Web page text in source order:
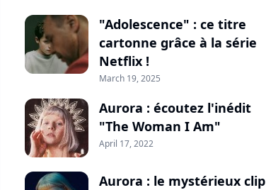
"Adolescence" : ce titre
cartonne grâce à la série
Netflix !
March 19, 2025
Aurora : écoutez l'inédit
"The Woman I Am"
April 17, 2022
Aurora : le mystérieux clip